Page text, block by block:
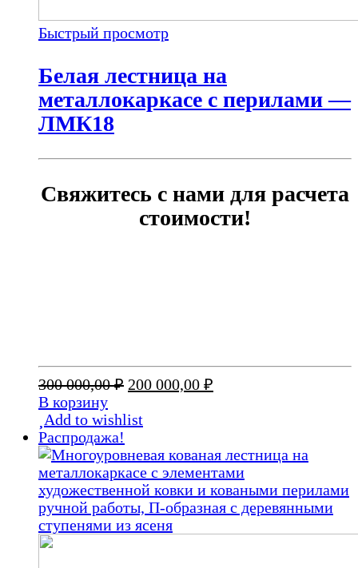
Быстрый просмотр
Белая лестница на
металлокаркасе с перилами —
ЛМК18
Свяжитесь с нами для расчета
стоимости!
300 000,00₽ Первоначальная
составляла
000,00 ₽.
200 000,00 ₽
В корзину
Add to wishlist
Распродажа!